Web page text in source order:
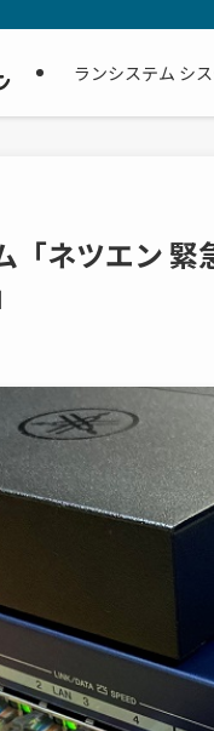
ランシステム シ
「ネツエン